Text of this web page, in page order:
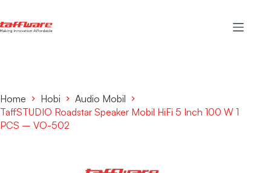
Home Hobi
Audio Mobil
TaffSTUDIO Roadstar Speaker Mobil HiFi 5 Inch 100 W 1
PCS – VO-502